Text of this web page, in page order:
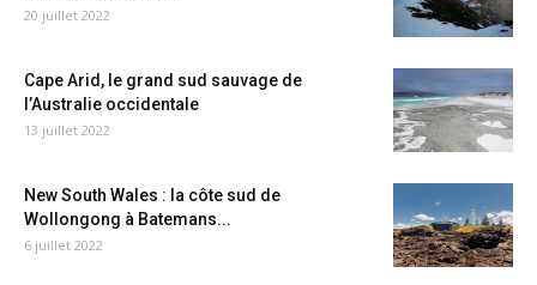
20 juillet 2022
Cape Arid, le grand sud sauvage de
l’Australie occidentale
13 juillet 2022
New South Wales : la côte sud de
Wollongong à Batemans...
6 juillet 2022